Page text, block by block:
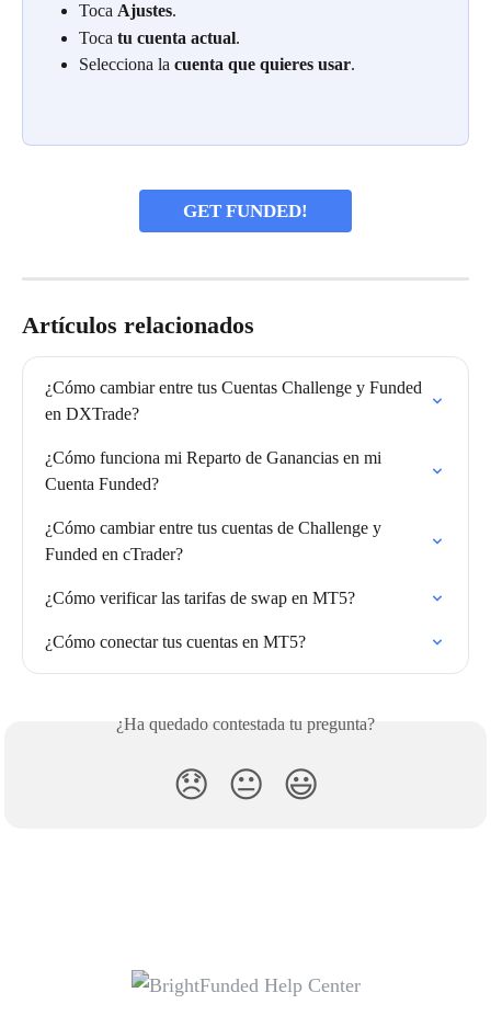
Toca Ajustes.
Toca tu cuenta actual.
Selecciona la cuenta que quieres usar.
GET FUNDED!
Artículos relacionados
¿Cómo cambiar entre tus Cuentas Challenge y Funded
en DXTrade?
¿Cómo funciona mi Reparto de Ganancias en mi
Cuenta Funded?
¿Cómo cambiar entre tus cuentas de Challenge y
Funded en cTrader?
¿Cómo verificar las tarifas de swap en MT5?
¿Cómo conectar tus cuentas en MT5?
¿Ha quedado contestada tu pregunta?
😞 😐 😃